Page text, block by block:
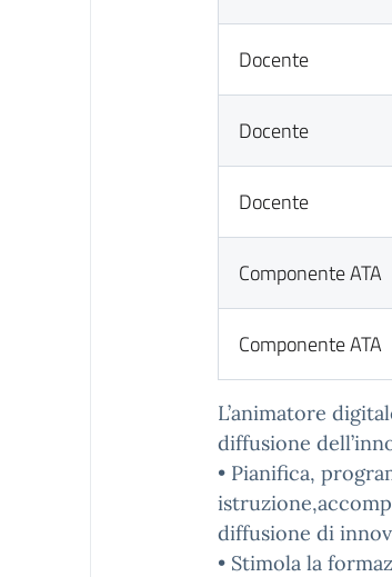
Docente
Docente
Docente
Componente ATA
Componente ATA
L’animatore
diffusione
• Pianifica,
diffusione di
• Stimola la